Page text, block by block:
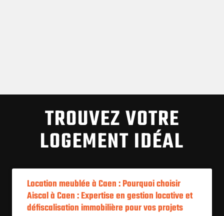
TROUVEZ VOTRE
LOGEMENT IDÉAL
Location meublée à Caen : Pourquoi choisir
Aiscal à Caen : Expertise en gestion locative et
défiscalisation immobilière pour vos projets